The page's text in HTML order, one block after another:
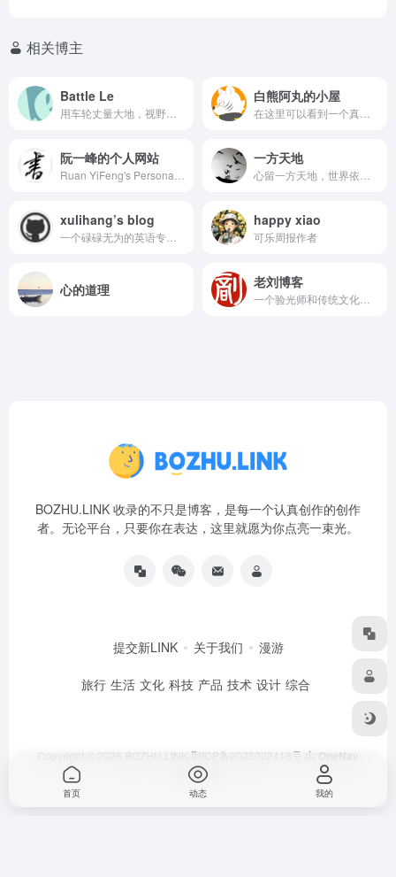
相关博主
Battle Le 白熊阿丸的小屋
阮一峰的个人网站 一方天地
xulihang’s blog happy xiao
可乐周报作者
心的道理 老刘博客
BOZHU.LINK 收录的不只是博客，是每一个认真创作的创作
者。无论平台，只要你在表达，这里就愿为你点亮一束光。
提交新LINK 关于我们 漫游
旅行 生活 文化 科技 产品 技术 设计 综合
Copyright © 2026 BOZHU.LINK 鄂ICP备2023022413号 由 OneNav
强力驱动
首页 动态 我的